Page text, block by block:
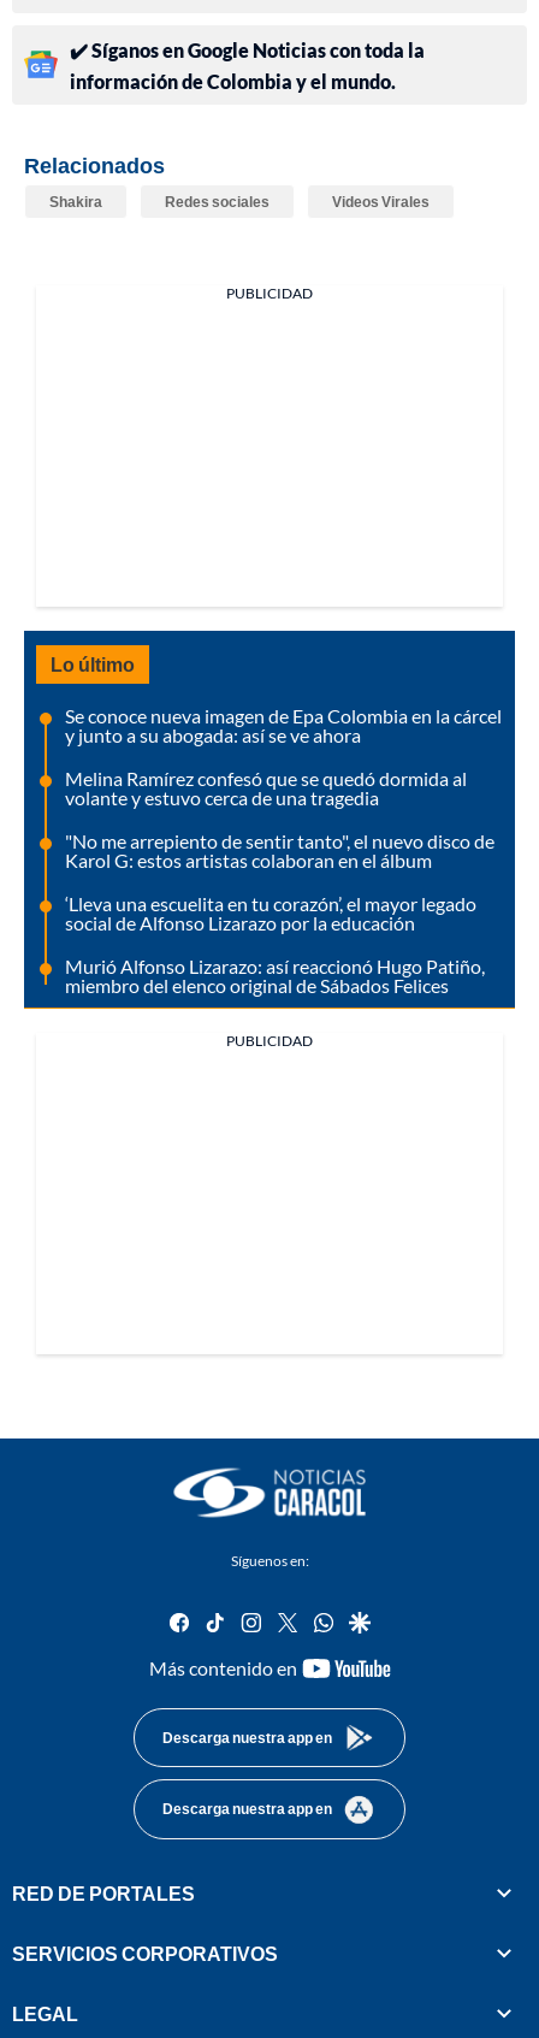
✔️ Síganos en Google Noticias con toda la
información de Colombia y el mundo.
Relacionados
Shakira Redes sociales Videos Virales
PUBLICIDAD
Lo último
Se conoce nueva imagen de Epa Colombia en la cárcel
y junto a su abogada: así se ve ahora
Melina Ramírez confesó que se quedó dormida al
volante y estuvo cerca de una tragedia
"No me arrepiento de sentir tanto", el nuevo disco de
Karol G: estos artistas colaboran en el álbum
‘Lleva una escuelita en tu corazón’, el mayor legado
social de Alfonso Lizarazo por la educación
Murió Alfonso Lizarazo: así reaccionó Hugo Patiño,
miembro del elenco original de Sábados Felices
PUBLICIDAD
Síguenos en:
facebook
tiktok instagram
twitterwhatsapp
google
Más contenido en
youtube-
Descarga nuestra app en
Descarga nuestra app en
RED DE PORTALES
SERVICIOS CORPORATIVOS
LEGAL